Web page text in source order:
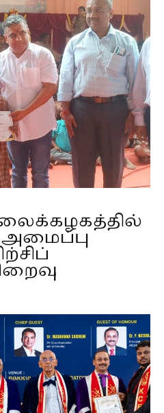
அமைப்பு